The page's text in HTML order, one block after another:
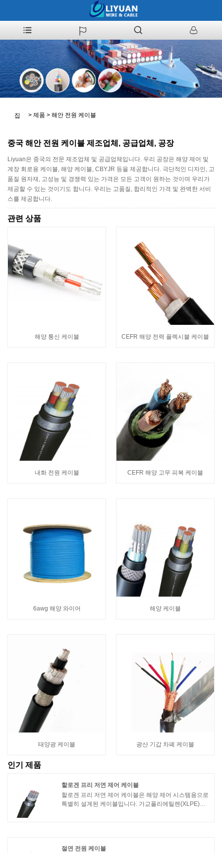
집 > 제품 > 해안 전원 케이블
중국 해안 전원 케이블 제조업체, 공급업체, 공장
Liyuan은 중국의 전문 제조업체 및 공급업체입니다. 우리 공장은 해양 제어 및
계장 회로용 케이블, 해양 케이블, CBYJR 등을 제공합니다. 극단적인 디자인, 고
품질 원자재, 고성능 및 경쟁력 있는 가격은 모든 고객이 원하는 것이며 우리가
제공할 수 있는 것이기도 합니다. 우리는 고품질, 합리적인 가격 및 완벽한 서비
스를 제공합니다.
관련 상품
해양 통신 케이블 CEFR 해양 전력 플렉시블 케이블
내화 전원 케이블 CEFR 해양 고무 피복 케이블
6awg 해양 와이어 해양 케이블
태양광 케이블 광산 기갑 차폐 케이블
인기 제품
할로겐 프리 저연 제어 케이블
할로겐 프리 저연 제어 케이블은 해양 제어 시스템용으로
특별히 설계된 케이블입니다. 가교폴리에틸렌(XLPE)을
됩니다.
절연 전원 케이블